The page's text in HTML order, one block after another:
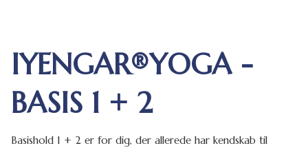
IYENGAR®YOGA -
BASIS 1 + 2
Basishold 1 + 2 er for dig, der allerede har kendskab til